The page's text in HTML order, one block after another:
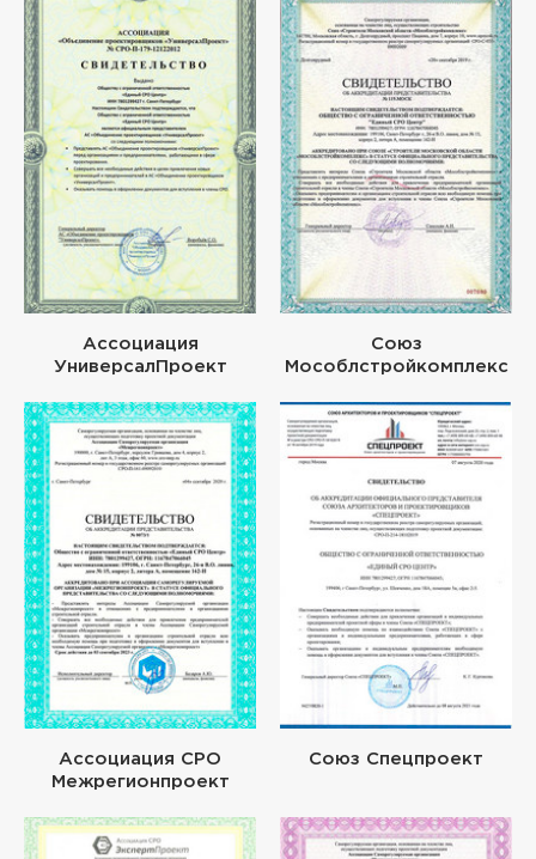
Ассоциация
УниверсалПроект
Союз
Мособлстройкомплекс
Ассоциация СРО
Межрегионпроект
Союз Спецпроект